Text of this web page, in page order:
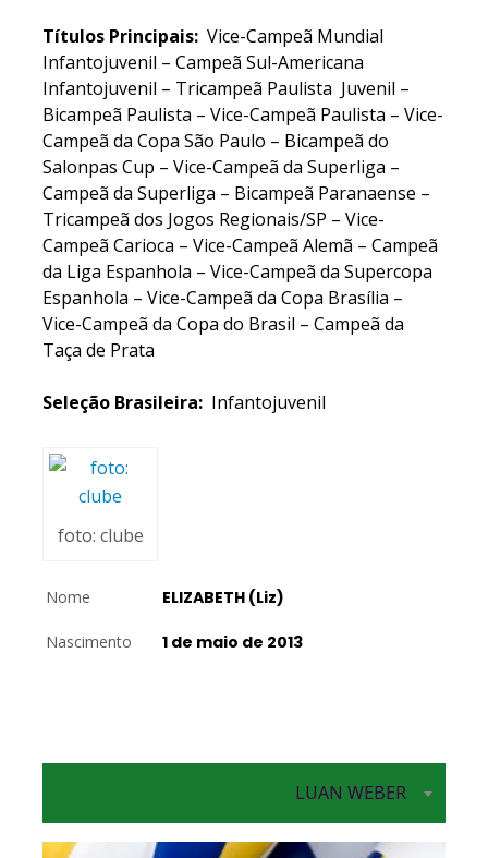
Títulos Principais: Vice-Campeã Mundial
Infantojuvenil – Campeã Sul-Americana
Infantojuvenil – Tricampeã Paulista Juvenil –
Bicampeã Paulista – Vice-Campeã Paulista – Vice-
Campeã da Copa São Paulo – Bicampeã do
Salonpas Cup – Vice-Campeã da Superliga –
Campeã da Superliga – Bicampeã Paranaense –
Tricampeã dos Jogos Regionais/SP – Vice-
Campeã Carioca – Vice-Campeã Alemã – Campeã
da Liga Espanhola – Vice-Campeã da Supercopa
Espanhola – Vice-Campeã da Copa Brasília –
Vice-Campeã da Copa do Brasil – Campeã da
Taça de Prata
Seleção Brasileira: Infantojuvenil
foto: clube
Nome ELIZABETH (Liz)
Nascimento 1 de maio de 2013
LUAN WEBER